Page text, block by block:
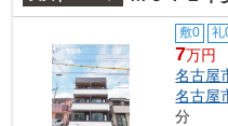
敷0 礼
7万円
名古屋
名古屋
分